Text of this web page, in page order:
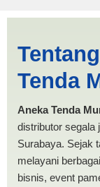
ANEKA
Tenda
Aneka Tenda
distributor segala
Surabaya. Sejak
melayani
bisnis, event